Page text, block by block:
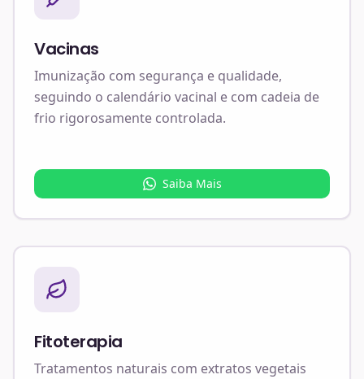
Vacinas
Imunização com segurança e qualidade,
seguindo o calendário vacinal e com cadeia de
frio rigorosamente controlada.
Saiba Mais
Fitoterapia
Tratamentos naturais com extratos vegetais